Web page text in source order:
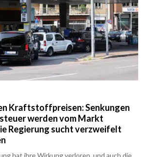
Kraftstoffpreisen: Senkungen
werden vom Markt
Regierung sucht verzweifelt